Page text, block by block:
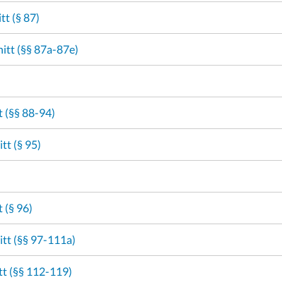
(§ 87)
(§§ 87a-87e)
(§§ 88-94)
(§ 95)
(§ 96)
(§§ 97-111a)
(§§ 112-119)